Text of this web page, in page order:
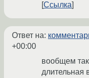
Ссылка
Ответ на:
+00:00
вообщем
длительная